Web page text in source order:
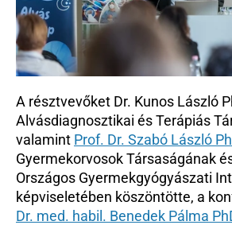
A résztvevőket Dr. Kunos László
Alvásdiagnosztikai és Terápiás
valamint Prof. Dr. Szabó László
Gyermekorvosok Társaságának
Országos Gyermekgyógyászati
Dr. med. habil. Benedek Pálma